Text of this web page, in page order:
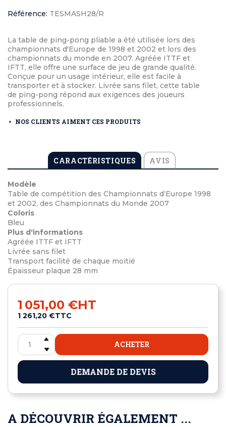
Référence: TESMASH28/R
La table de ping-pong pliable a été utilisée lors des
championnats d'Europe de 1998 et 2002 et lors des
championnats du monde en 2007. Agréée ITTF et
IFTT, elle offre une surface de jeu de grande qualité.
Conçue pour un usage intérieur, elle est facile à
transporter et à stocker. Livrée sans filet, cette table
de ping-pong répond aux exigences des joueurs
professionnels.
NOS CLIENTS AIMENT CES PRODUITS
CARACTÉRISTIQUES AVIS
Modèle
Table de compétition des Championnats d‘Europe 1998
et 2002, des Championnats du Monde 2007
Coloris
Bleu
Plus d'informations
Agréée ITTF et IFTT
Livrée sans filet
Transport facilité de chaque moitié
Épaisseur plaque 28 mm
1 051,00 €HT
1 261,20 €TTC
ACHETER
DEMANDE DE DEVIS
A DÉCOUVRIR ÉGALEMENT ...